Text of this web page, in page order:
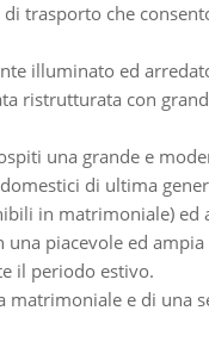
trasporto che
illuminato ed
ristrutturata con
una grande e
di ultima
in matrimoniale) ed
piacevole ed
il periodo estivo.
e di una